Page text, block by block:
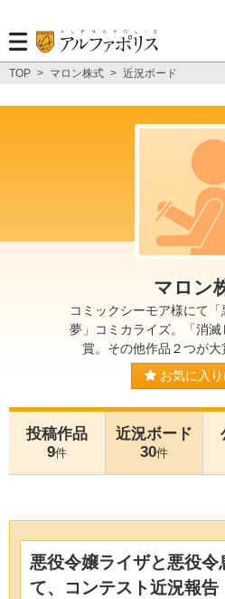
TOP > マロン株式 > 近況ボード
マロン
コミックシーモア様にて
夢」コミカライズ。「消
賞。その他作品２つが大
お気に入り
投稿作品
9件
近況ボード
30件
悪役令嬢ライザと悪役
て、コンテスト近況報告